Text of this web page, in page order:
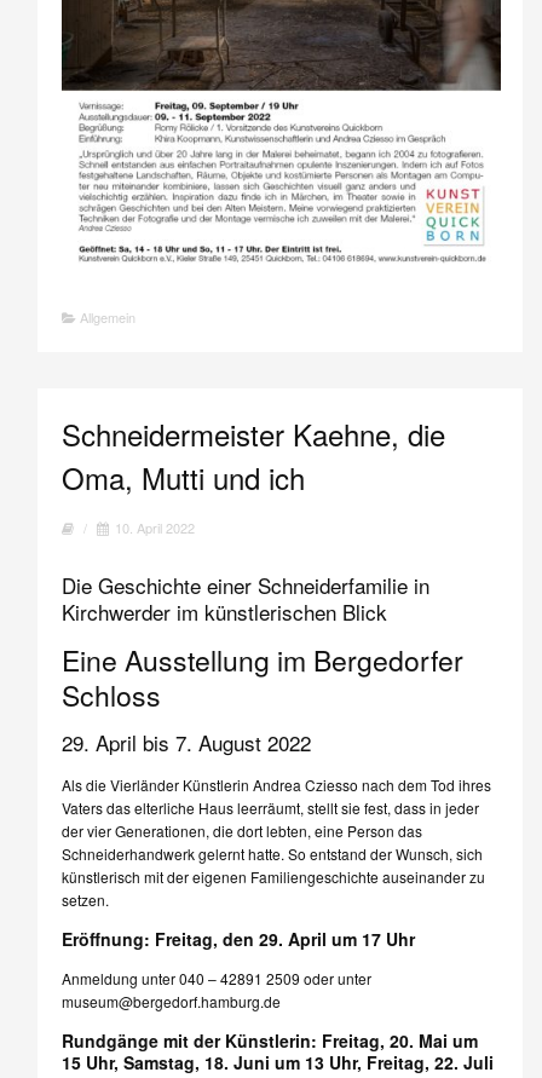
Allgemein
Schneidermeister Kaehne, die
Oma, Mutti und ich
/ 10. April 2022
Die Geschichte einer Schneiderfamilie in
Kirchwerder im künstlerischen Blick
Eine Ausstellung im Bergedorfer
Schloss
29. April bis 7. August 2022
Als die Vierländer Künstlerin Andrea Cziesso nach dem Tod ihres
Vaters das elterliche Haus leerräumt, stellt sie fest, dass in jeder
der vier Generationen, die dort lebten, eine Person das
Schneiderhandwerk gelernt hatte. So entstand der Wunsch, sich
künstlerisch mit der eigenen Familiengeschichte auseinander zu
setzen.
Eröffnung: Freitag, den 29. April um 17 Uhr
Anmeldung unter 040 – 42891 2509 oder unter
museum@bergedorf.hamburg.de
Rundgänge mit der Künstlerin: Freitag, 20. Mai um
15 Uhr, Samstag, 18. Juni um 13 Uhr, Freitag, 22. Juli